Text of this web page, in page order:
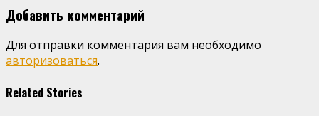
Добавить комментарий
Для отправки комментария вам необходимо
авторизоваться.
Related Stories